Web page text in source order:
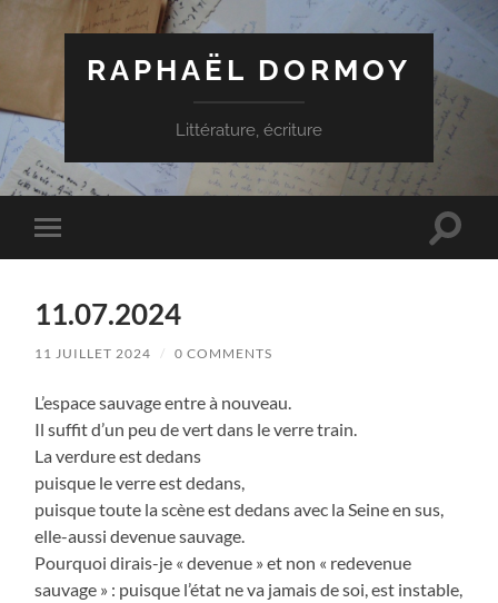
RAPHAËL DORMOY
Littérature, écriture
Toggle
mobile
Toggle
11.07.2024
11 JUILLET 2024 / 0 COMMENTS
L’espace sauvage entre à nouveau.
Il suffit d’un peu de vert dans le verre train.
La verdure est dedans
puisque le verre est dedans,
puisque toute la scène est dedans avec la Seine en sus,
elle-aussi devenue sauvage.
Pourquoi dirais-je « devenue » et non « redevenue
sauvage » : puisque l’état ne va jamais de soi, est instable,